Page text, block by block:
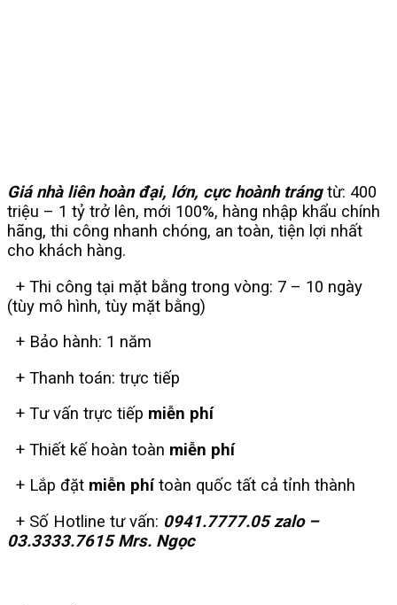
Giá nhà liên hoàn đại, lớn, cực hoành trángtừ: 400
triệu – 1 tỷ trở lên, mới 100%, hàng nhập khẩu chính
hãng, thi công nhanh chóng, an toàn, tiện lợi nhất
cho khách hàng.
+ Thi công tại mặt bằng trong vòng: 7 – 10 ngày
(tùy mô hình, tùy mặt bằng)
+ Bảo hành: 1 năm
+ Thanh toán: trực tiếp
+ Tư vấn trực tiếp miễn phí
+ Thiết kế hoàn toàn miễn phí
+ Lắp đặt miễn phítoàn quốc tất cả tỉnh thành
+ Số Hotline tư vấn: 0941.7777.05 zalo –
03.3333.7615 Mrs. Ngọc